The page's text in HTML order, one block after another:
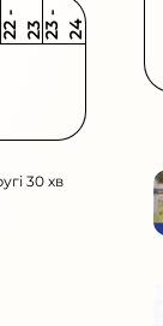
2 2
-
2 3 2 3
-
2 4
30 хв